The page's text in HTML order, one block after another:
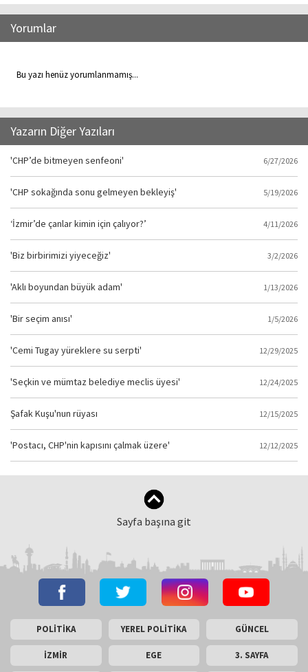
Yorumlar
Bu yazı henüz yorumlanmamış...
Yazarın Diğer Yazıları
'CHP’de bitmeyen senfeoni' 6/27/2026
'CHP sokağında sonu gelmeyen bekleyiş' 5/19/2026
‘İzmir’de çanlar kimin için çalıyor?’ 4/11/2026
'Biz birbirimizi yiyeceğiz' 3/2/2026
'Aklı boyundan büyük adam' 1/13/2026
'Bir seçim anısı' 1/5/2026
'Cemi Tugay yüreklere su serpti' 12/29/2025
'Seçkin ve mümtaz belediye meclis üyesi' 12/24/2025
Şafak Kuşu'nun rüyası 12/15/2025
'Postacı, CHP'nin kapısını çalmak üzere' 12/12/2025
Sayfa başına git
POLİTİKA YEREL POLİTİKA GÜNCEL
İZMİR EGE 3. SAYFA